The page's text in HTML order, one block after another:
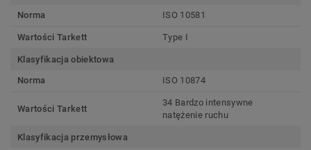
Norma
ISO 10581
Wartości Tarkett Type I
Klasyfikacja obiektowa
Norma
ISO 10874
Wartości Tarkett
34 Bardzo intensywne
natężenie ruchu
Klasyfikacja przemysłowa